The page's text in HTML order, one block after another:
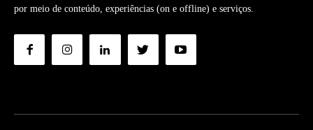
por meio de conteúdo, experiências (on e offline) e serviços.